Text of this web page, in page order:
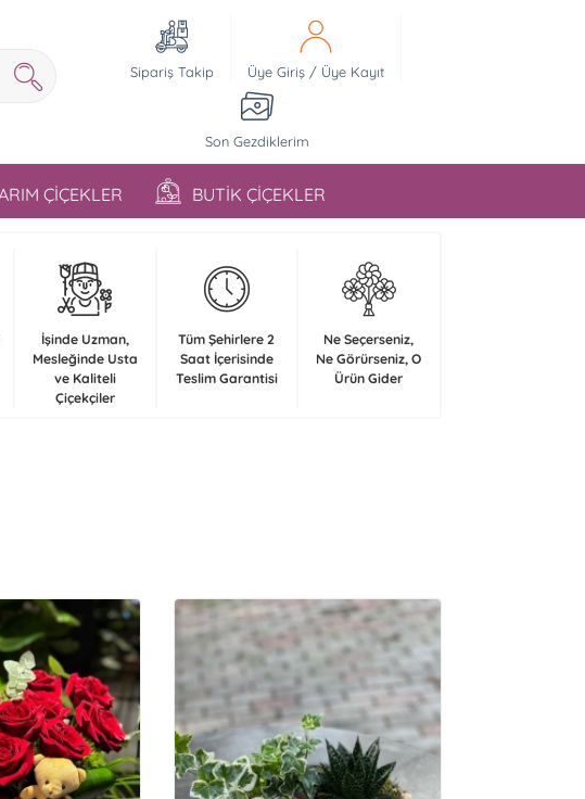
Sipariş Takip Üye Giriş/ Üye Kayıt
Son Gezdiklerim
ÇİÇEKLER BUTİK ÇİÇEKLER
İşinde Uzman,
Mesleğinde Usta
ve Kaliteli
Çiçekçiler
Tüm Şehirlere 2
Saat İçerisinde
Teslim Garantisi
Ne Seçerseniz,
Ne Görürseniz, O
Ürün Gider